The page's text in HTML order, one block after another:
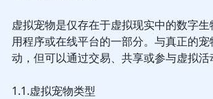
虚拟宠物是仅存在于虚拟现实中的数字
用程序或在线平台的一部分。与真正的
动，但可以通过交易、共享或参与虚拟活
1.1.虚拟宠物类型